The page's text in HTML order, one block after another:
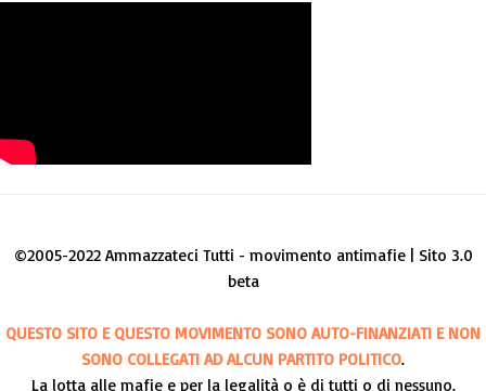
©2005-2022 Ammazzateci Tutti - movimento antimafie | Sito 3.0
beta
QUESTO SITO E QUESTO MOVIMENTO SONO AUTO-FINANZIATI E NON
SONO COLLEGATI AD ALCUN PARTITO POLITICO.
La lotta alle mafie e per la legalità o è di tutti o di nessuno.